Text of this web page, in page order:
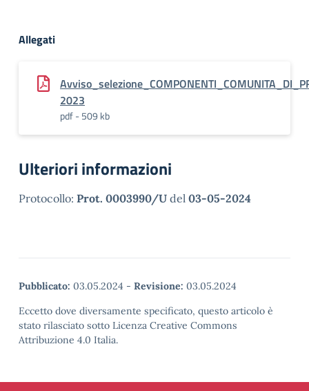
Allegati
2023
pdf - 509 kb
Ulteriori informazioni
Protocollo: Prot. 0003990/U del 03-05-2024
Pubblicato: 03.05.2024 - Revisione: 03.05.2024
Eccetto dove diversamente specificato, questo articolo è
stato rilasciato sotto Licenza Creative Commons
Attribuzione 4.0 Italia.